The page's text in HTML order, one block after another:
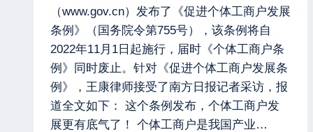
（www.gov.cn）发布了《促进个体工商户发展
条例》（国务院令第755号），该条例将自
2022年11月1日起施行，届时《个体工商户条
例》同时废止。针对《促进个体工商户发展条
例》，王康律师接受了南方日报记者采访，报
道全文如下： 这个条例发布，个体工商户发
展更有底气了！ 个体工商户是我国产业…